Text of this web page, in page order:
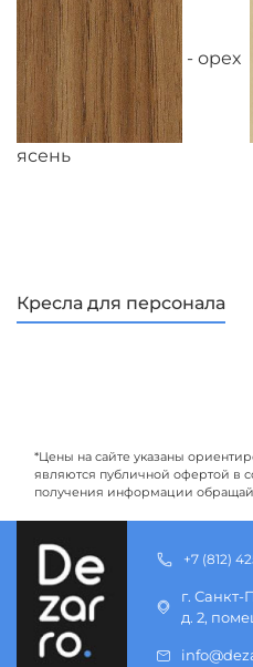
- орех
ясень
Кресла для персонала
*Цены на сайте указаны
являются публичной офертой в
получения информации
+7 (812)
г. Санкт-
д. 2,